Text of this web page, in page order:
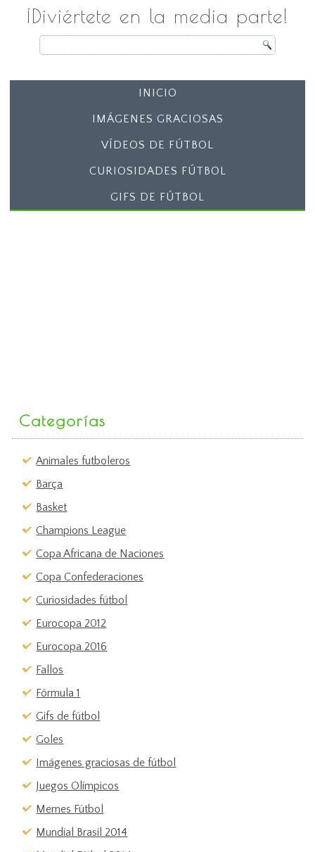
¡Diviértete en la media parte!
INICIO
IMÁGENES GRACIOSAS
VÍDEOS DE FÚTBOL
CURIOSIDADES FÚTBOL
GIFS DE FÚTBOL
Categorías
Animales futboleros
Barça
Basket
Champions League
Copa Africana de Naciones
Copa Confederaciones
Curiosidades fútbol
Eurocopa 2012
Eurocopa 2016
Fallos
Fórmula 1
Gifs de fútbol
Goles
Imágenes graciosas de fútbol
Juegos Olímpicos
Memes Fútbol
Mundial Brasil 2014